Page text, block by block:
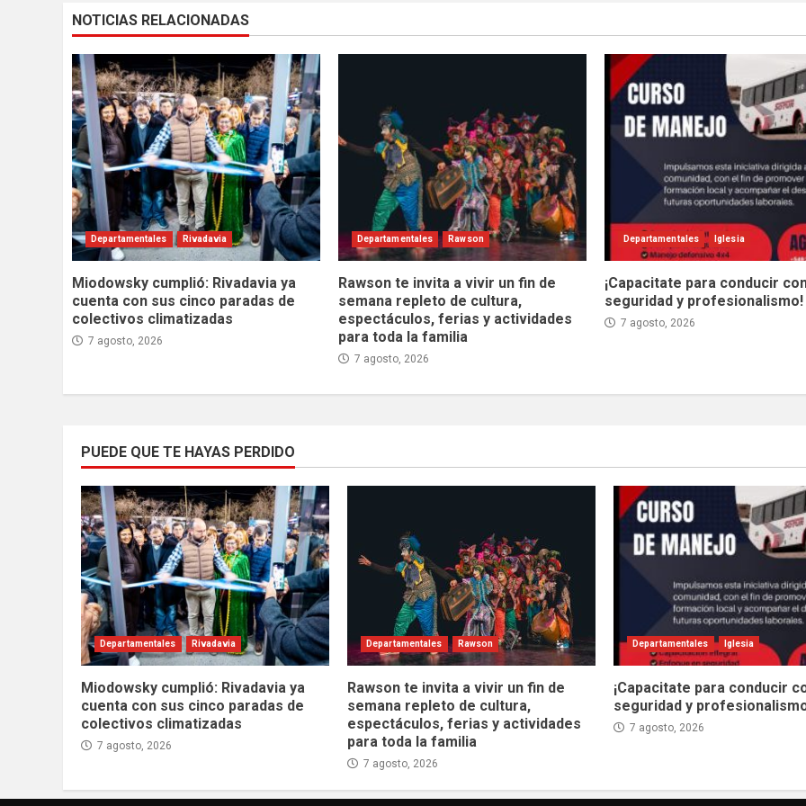
NOTICIAS RELACIONADAS
Departamentales Rivadavia
Miodowsky cumplió: Rivadavia ya
cuenta con sus cinco paradas de
colectivos climatizadas
7 agosto, 2026
Departamentales Rawson
Rawson te invita a vivir un fin de
semana repleto de cultura,
espectáculos, ferias y actividades
para toda la familia
7 agosto, 2026
Departamentales Iglesia
¡Capacitate para conducir
seguridad y profesionalismo!
7 agosto, 2026
PUEDE QUE TE HAYAS PERDIDO
Departamentales Rivadavia
Miodowsky cumplió: Rivadavia ya
cuenta con sus cinco paradas de
colectivos climatizadas
7 agosto, 2026
Departamentales Rawson
Rawson te invita a vivir un fin de
semana repleto de cultura,
espectáculos, ferias y actividades
para toda la familia
7 agosto, 2026
Departamentales Iglesia
¡Capacitate para conducir
seguridad y
7 agosto, 2026